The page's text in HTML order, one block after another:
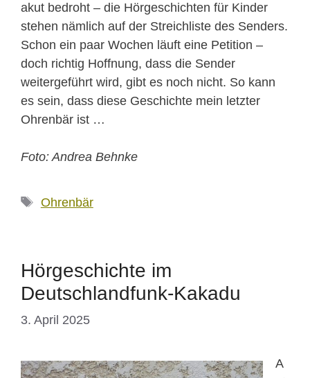
akut bedroht – die Hörgeschichten für Kinder
stehen nämlich auf der Streichliste des Senders.
Schon ein paar Wochen läuft eine Petition –
doch richtig Hoffnung, dass die Sender
weitergeführt wird, gibt es noch nicht. So kann
es sein, dass diese Geschichte mein letzter
Ohrenbär ist …
Foto: Andrea Behnke
Schlagwörter
Ohrenbär
Hörgeschichte im
Deutschlandfunk-Kakadu
3. April 2025
A